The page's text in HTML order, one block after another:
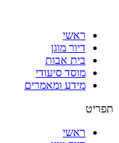
ראשי
דיור מוגן
בית אבות
מוסד סיעודי
מידע ומאמרים
תפריט
ראשי